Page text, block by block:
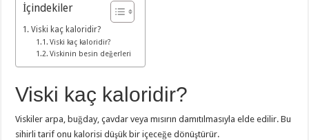
İçindekiler
Viski kaç kaloridir?
Viski kaç kaloridir?
Viskinin besin değerleri
Viski kaç kaloridir?
Viskiler arpa, buğday, çavdar veya mısırın damıtılmasıyla elde edilir. Bu
sihirli tarif onu kalorisi düşük bir içeceğe dönüştürür.